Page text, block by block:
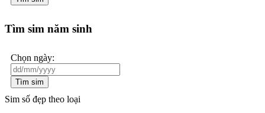
Tìm sim năm sinh
Chọn ngày:
Tìm sim
Sim số đẹp theo loại